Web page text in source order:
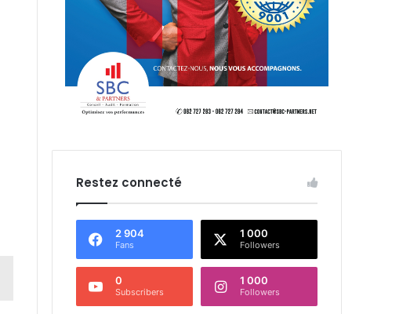
Restez connecté
2 904
Fans
1 000
Followers
0
Subscribers
1 000
Followers